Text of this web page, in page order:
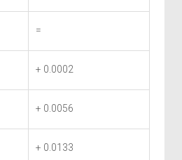
=
+ 0.0002
+ 0.0056
+ 0.0133